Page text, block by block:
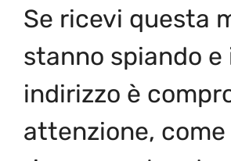
Se ricevi questa
stanno spiando e
indirizzo è
attenzione, come